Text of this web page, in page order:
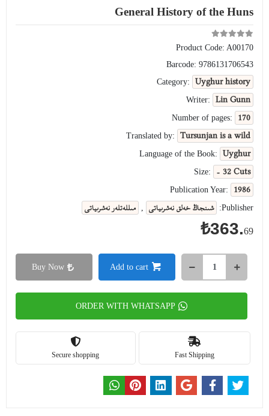
General History of the Huns
Product Code: A00170
Barcode: 9786131706543
Category:
Uyghur history
Writer: Lin Gunn
Number of pages: 170
Translated by: Tursunjan is a wild
Language of the Book: Uyghur
Size: - 32 Cuts
Publication Year: 1986
Publisher: شىنجاڭ خەلق نەشرىياتى , مىللەتلەر نەشرىياتى
₺363.69
Add to cart
Buy Now
ORDER WITH WHATSAPP
Fast Shipping
Secure shopping